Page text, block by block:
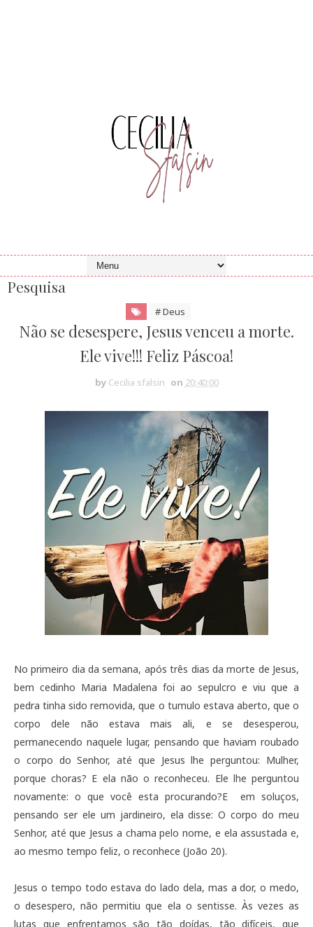
Pesquisa
# Deus
Não se desespere, Jesus venceu a morte.
Ele vive!!! Feliz Páscoa!
by Cecilia sfalsin on 20:40:00
No primeiro dia da semana, após três dias da morte de Jesus,
bem cedinho Maria Madalena foi ao sepulcro e viu que a
pedra tinha sido removida, que o tumulo estava aberto, que o
corpo dele não estava mais ali, e se desesperou,
permanecendo naquele lugar, pensando que haviam roubado
o corpo do Senhor, até que Jesus lhe perguntou: Mulher,
porque choras? E ela não o reconheceu. Ele lhe perguntou
novamente: o que você esta procurando?E
  em soluços,
pensando ser ele um jardineiro, ela disse: O corpo do meu
ao mesmo tempo feliz, o reconhece (João 20).
Jesus o tempo todo estava do lado dela, mas a dor, o medo,
o desespero, não permitiu que ela o sentisse. Às vezes as
lutas que enfrentamos são tão doídas, tão difíceis, que